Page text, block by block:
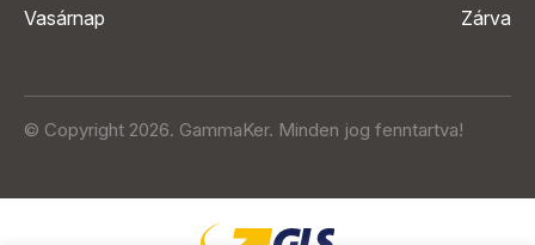
Vasárnap
Zárva
© Copyright 2026. GammaKer. Minden jog fenntartva!